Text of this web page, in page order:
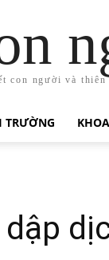
con người và thiên
TRƯỜNG